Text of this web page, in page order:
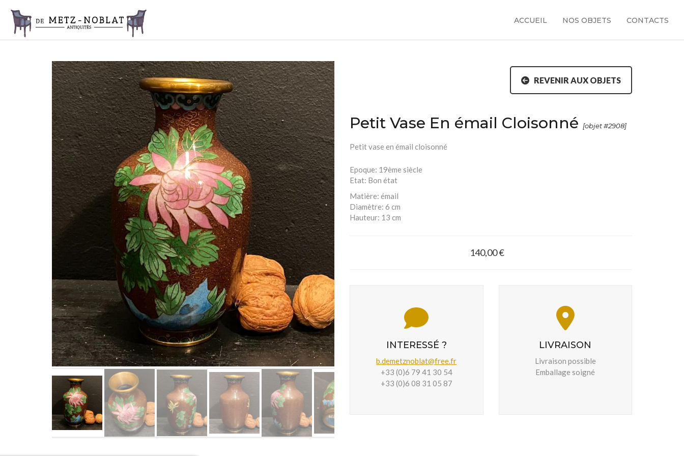
ACCUEIL NOS OBJETS CONTACTS
REVENIR AUX OBJETS
Petit Vase En émail Cloisonné [objet #2908]
Petit vase en émail cloisonné
Epoque: 19ème siècle
Etat: Bon état
Matière: émail
Diamètre: 6 cm
Hauteur: 13 cm
140,00 €
INTERESSÉ ?
b.demetznoblat@free.fr
+33 (0)6 79 41 30 54
+33 (0)6 08 31 05 87
LIVRAISON
Livraison possible
Emballage soigné